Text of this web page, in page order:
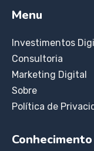
Menu
Investimentos
Consultoria
Marketing Digital
Sobre
Política de
Conhecimento